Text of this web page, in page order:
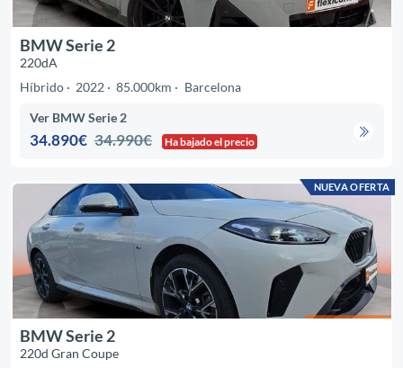
BMW Serie 2
220dA
Híbrido
2022 85.000km Barcelona
Ver BMW Serie 2
34.890€ 34.990€ Ha bajado el precio
NUEVA OFERTA
BMW Serie 2
220d Gran Coupe